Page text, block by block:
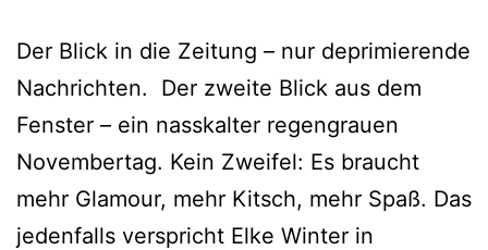
Der Blick in die Zeitung – nur deprimierende
Nachrichten. Der zweite Blick aus dem
Fenster – ein nasskalter regengrauen
Novembertag. Kein Zweifel: Es braucht
mehr Glamour, mehr Kitsch, mehr Spaß. Das
jedenfalls verspricht Elke Winter in